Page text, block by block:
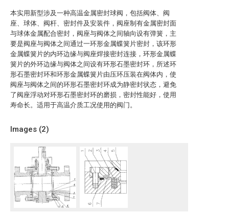
本实用新型涉及一种高温金属密封球阀，包括阀体、阀
座、球体、阀杆、密封件及安装件，阀座制有金属密封面
与球体金属配合密封，阀座与阀体之间轴向设有弹簧，主
要是阀座与阀体之间通过一环形金属蝶簧片密封，该环形
金属蝶簧片的内环边缘与阀座焊接密封连接，环形金属蝶
簧片的外环边缘与阀体之间设有环形石墨密封环，所述环
形石墨密封环和环形金属蝶簧片由压环压装在阀体内，使
阀座与阀体之间的环形石墨密封环成为静密封状态，避免
了阀座浮动对环形石墨密封环的磨损，密封性能好，使用
寿命长。适用于高温介质工况使用的阀门。
Images (2)